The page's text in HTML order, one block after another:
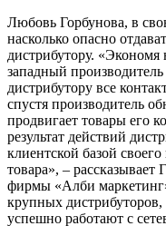
Любовь Горбунова, в
насколько опасно
дистрибутору.
западный
дистрибутору все
спустя производитель
продвигает товары его
результат действий
клиентской базой
товара», – рассказывает
фирмы «Алби
крупных дистрибуторов,
успешно работают с